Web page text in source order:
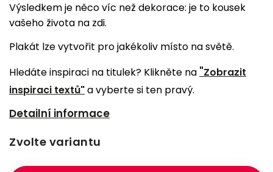
Výsledkem je něco víc než dekorace: je to kousek
vašeho života na zdi.
Plakát lze vytvořit pro jakékoliv místo na světě.
Hledáte inspiraci na titulek? Klikněte na "Zobrazit
inspiraci textů"a vyberte si ten pravý.
Detailní informace
Zvolte variantu